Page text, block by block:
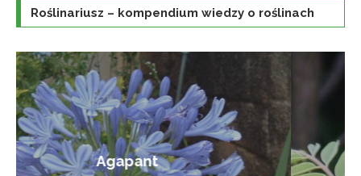
Roślinariusz – kompendium wiedzy o roślinach
Amorfa krzewiasta